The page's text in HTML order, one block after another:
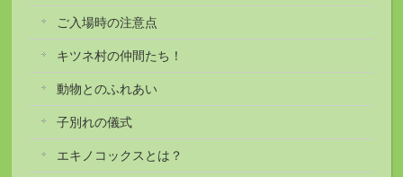
ご入場時の注意点
キツネ村の仲間たち！
動物とのふれあい
子別れの儀式
エキノコックスとは？